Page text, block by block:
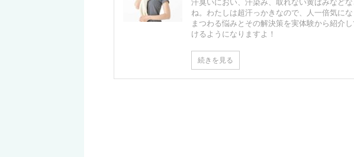
ね。わたしは超汗っかきなので、人一倍気に
まつわる悩みとその解決策を実体験から紹介
けるようになりますよ！
続きを見る